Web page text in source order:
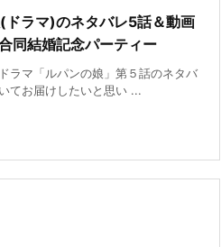
ドラマ)のネタバレ5話＆動画
同結婚記念パーティー
ラマ「ルパンの娘」第５話のネタバ
てお届けしたいと思い ...